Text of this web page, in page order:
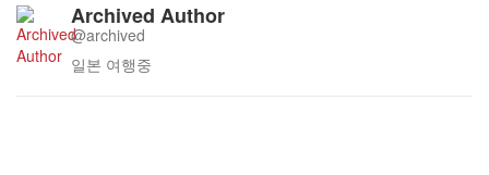
Archived Author
@archived
일본 여행중